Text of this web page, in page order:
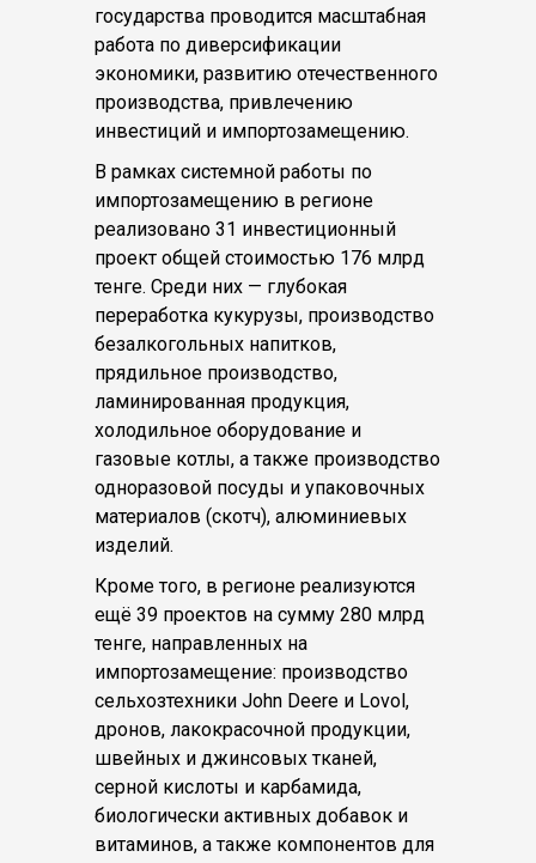
государства проводится масштабная
работа по диверсификации
экономики, развитию отечественного
производства, привлечению
инвестиций и импортозамещению.
В рамках системной работы по
импортозамещению в регионе
реализовано 31 инвестиционный
проект общей стоимостью 176 млрд
тенге. Среди них — глубокая
переработка кукурузы, производство
безалкогольных напитков,
прядильное производство,
ламинированная продукция,
холодильное оборудование и
газовые котлы, а также производство
одноразовой посуды и упаковочных
материалов (скотч), алюминиевых
изделий.
Кроме того, в регионе реализуются
ещё 39 проектов на сумму 280 млрд
тенге, направленных на
импортозамещение: производство
сельхозтехники John Deere и Lovol,
дронов, лакокрасочной продукции,
швейных и джинсовых тканей,
серной кислоты и карбамида,
биологически активных добавок и
витаминов, а также компонентов для